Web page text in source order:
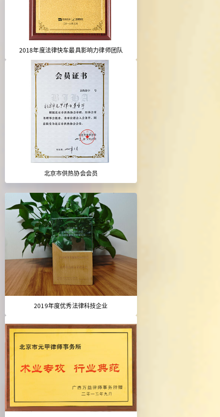
2018年度法律快车最具影响力律师团队
北京市供热协会会员
2019年度优秀法律科技企业